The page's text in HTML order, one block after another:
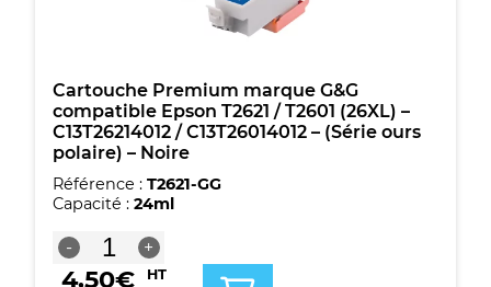
-
Noire
photo
Cartouche Premium marque G&G
compatible Epson T2621 / T2601 (26XL) –
C13T26214012 / C13T26014012 – (Série ours
polaire) – Noire
Référence : T2621-GG
Capacité : 24ml
-
quantité
de
Cartouche
+
4,50€ HT